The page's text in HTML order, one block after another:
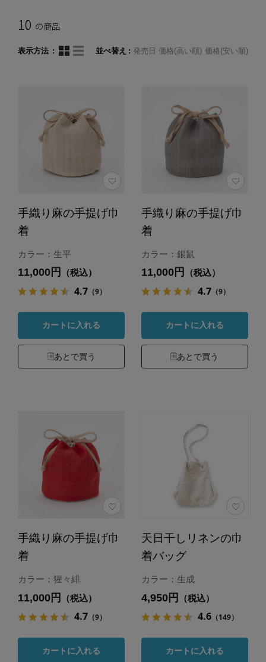
10 の商品
表示方法 並べ替え 発売日 価格(高い順) 価格(安い順)
手織り麻の手提げ巾
着
カラー：生平
11,000円 （税込）
4.7（9）
カートに入れる
あとで買う
手織り麻の手提げ巾
着
カラー：銀鼠
11,000円 （税込）
4.7（9）
カートに入れる
あとで買う
手織り麻の手提げ巾
着
カラー：猩々緋
11,000円 （税込）
4.7（9）
カートに入れる
天日干しリネンの巾
着バッグ
カラー：生成
4,950円 （税込）
4.6（149）
カートに入れる